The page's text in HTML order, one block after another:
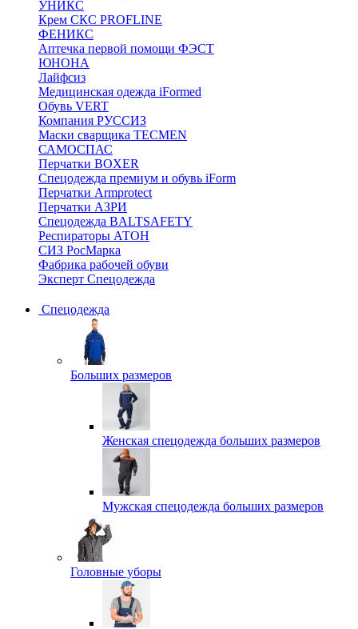
УНИКС
Крем СКС PROFLINE
ФЕНИКС
Аптечка первой помощи ФЭСТ
ЮНОНА
Лайфсиз
Медицинская одежда iFormed
Обувь VERT
Компания РУССИЗ
Маски сварщика TECMEN
САМОСПАС
Перчатки BOXER
Спецодежда премиум и обувь iForm
Перчатки Armprotect
Перчатки АЗРИ
Спецодежда BALTSAFETY
Респираторы АТОН
СИЗ РосМарка
Фабрика рабочей обуви
Эксперт Спецодежда
Спецодежда
Больших размеров
Женская спецодежда больших размеров
Мужская спецодежда больших размеров
Головные уборы